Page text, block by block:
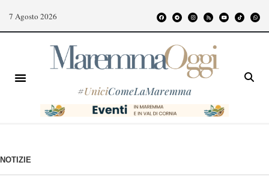
7 Agosto 2026
#UniciComeLaMaremma
NOTIZIE